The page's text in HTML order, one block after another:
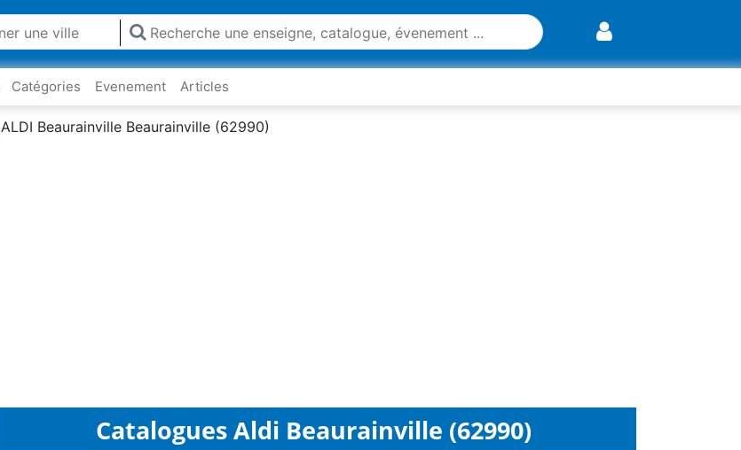
Catégories Evenement Articles
ALDI Beaurainville Beaurainville (62990)
Catalogues Aldi Beaurainville (62990)